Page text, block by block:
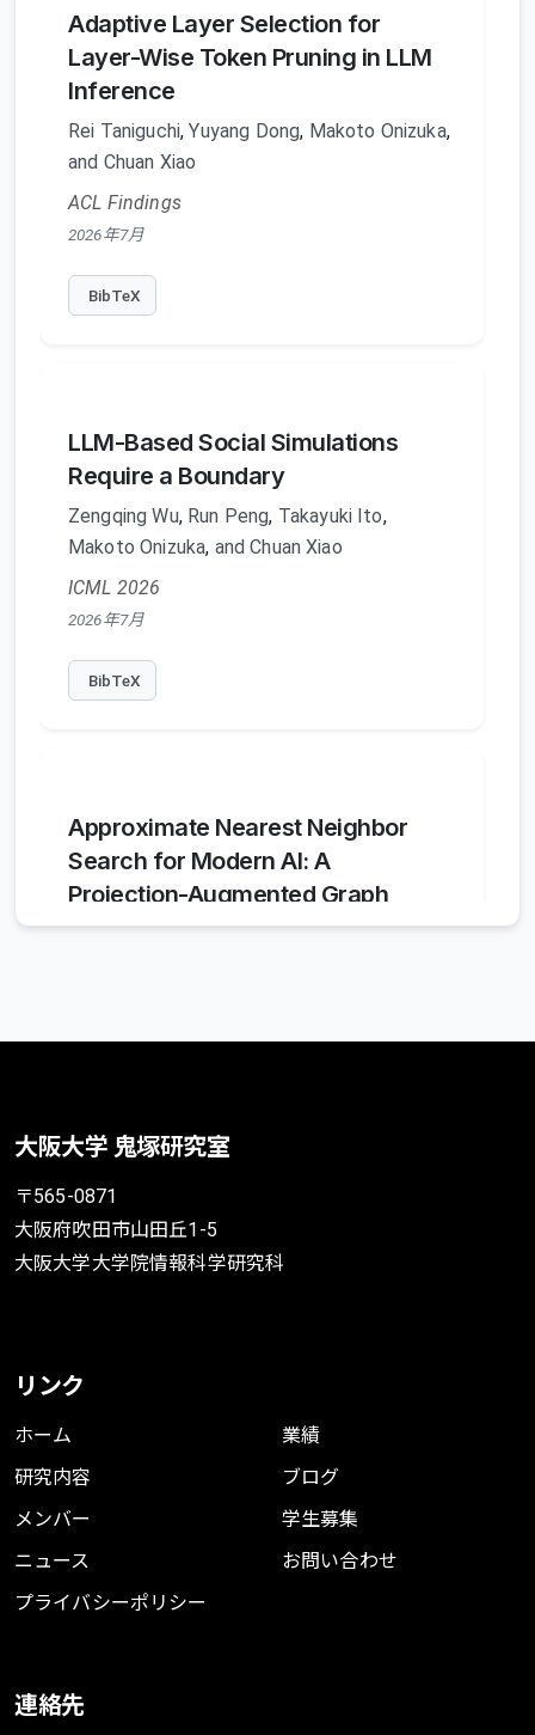
Adaptive Layer Selection for
Layer-Wise Token Pruning in LLM
Inference
Rei Taniguchi,Yuyang Dong, Makoto Onizuka,
and Chuan Xiao
ACL Findings
2026年7月
BibTeX
LLM-Based Social Simulations
Require a Boundary
Zengqing Wu, Run Peng, Takayuki Ito,
Makoto Onizuka, and Chuan Xiao
ICML 2026
2026年7月
BibTeX
Approximate Nearest Neighbor
Search for Modern AI: A
Projection-Augmented Graph
Approach
ICML 2026
BibTeX
大阪大学 鬼塚研究室
〒565-0871
大阪府吹田市山田丘1-5
大阪大学大学院情報科学研究科
リンク
ホーム
研究内容
メンバー
ニュース
プライバシーポリシー
業績
ブログ
学生募集
お問い合わせ
連絡先